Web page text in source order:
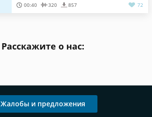
00:40 320 857 72
Расскажите о нас:
Жалобы и предложения